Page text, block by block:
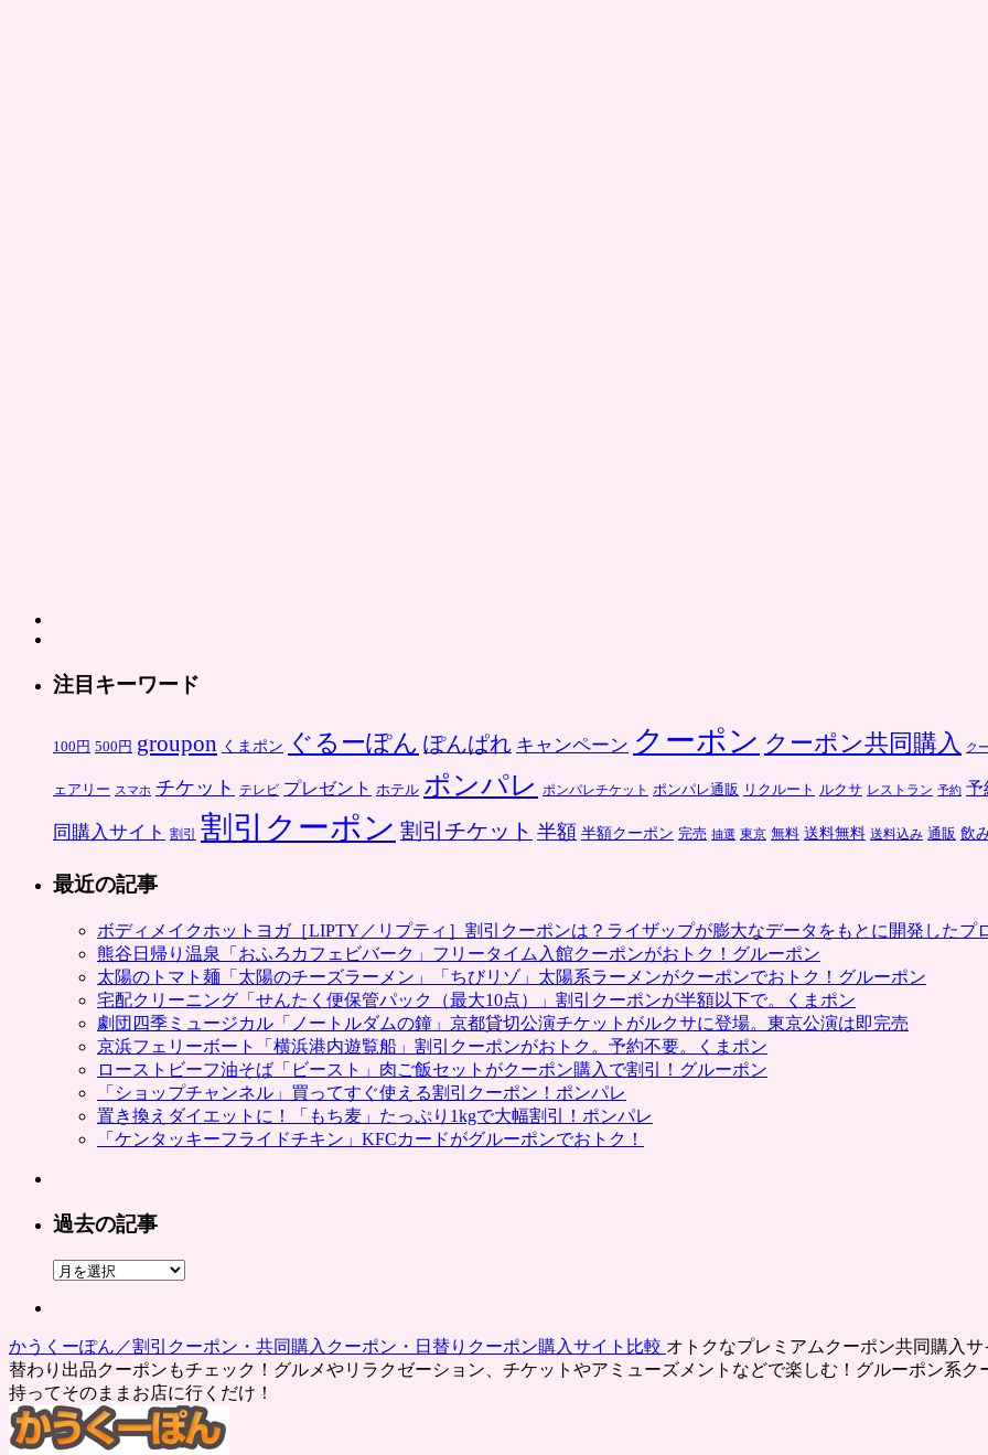
注目キーワード
100円 500円 groupon くまポン ぐるーぽん ぽんぱれ キャンペーン クーポン クーポン共同購入 ク
ェアリー スマホ チケット テレビ プレゼント ホテル ポンパレ ポンパレチケット ポンパレ通販 リクルート ルクサ レストラン 予約 予
同購入サイト 割引 割引クーポン 割引チケット 半額 半額クーポン 完売 抽選 東京 無料 送料無料 送料込み 通販 飲
最近の記事
ボディメイクホットヨガ［LIPTY／リプティ］割引クーポンは？ライザップが膨大なデータをもとに開発したプ
熊谷日帰り温泉「おふろカフェビバーク」フリータイム入館クーポンがおトク！グルーポン
太陽のトマト麺「太陽のチーズラーメン」「ちびリゾ」太陽系ラーメンがクーポンでおトク！グルーポン
宅配クリーニング「せんたく便保管パック（最大10点）」割引クーポンが半額以下で。くまポン
劇団四季ミュージカル「ノートルダムの鐘」京都貸切公演チケットがルクサに登場。東京公演は即完売
京浜フェリーボート「横浜港内遊覧船」割引クーポンがおトク。予約不要。くまポン
ローストビーフ油そば「ビースト」肉ご飯セットがクーポン購入で割引！グルーポン
「ショップチャンネル」買ってすぐ使える割引クーポン！ポンパレ
置き換えダイエットに！「もち麦」たっぷり1kgで大幅割引！ポンパレ
「ケンタッキーフライドチキン」KFCカードがグルーポンでおトク！
過去の記事
過
記
事
かうくーぽん／割引クーポン・共同購入クーポン・日替りクーポン購入サイト比較 オトクなプレミアムクーポン共同購入
替わり出品クーポンもチェック！グルメやリラクゼーション、チケットやアミューズメントなどで楽しむ！グルーポン系
持ってそのままお店に行くだけ！